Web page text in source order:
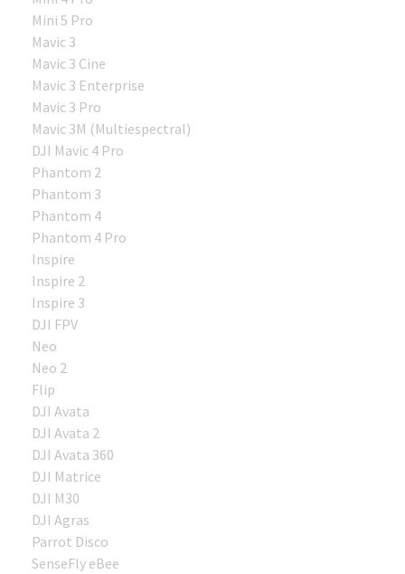
Mini 5 Pro
Mavic 3
Mavic 3 Cine
Mavic 3 Enterprise
Mavic 3 Pro
Mavic 3M (Multiespectral)
DJI Mavic 4 Pro
Phantom 2
Phantom 3
Phantom 4
Phantom 4 Pro
Inspire
Inspire 2
Inspire 3
DJI FPV
Neo
Neo 2
Flip
DJI Avata
DJI Avata 2
DJI Avata 360
DJI Matrice
DJI M30
DJI Agras
Parrot Disco
SenseFly eBee